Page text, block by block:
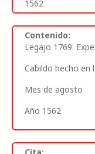
1562
Contenido:
Legajo 1769.
Cabildo hecho en
Mes de agosto
Año 1562